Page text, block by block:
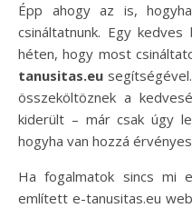
Épp ahogy az is,
csináltatnunk. Egy
héten, hogy most
tanusitas.eu
összeköltöznek a
kiderült – már csak úgy
hogyha van hozzá
Ha fogalmatok sincs mi
említett e-tanusitas.eu